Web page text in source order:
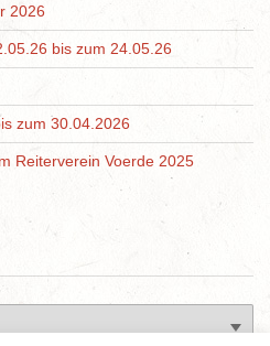
2026
bis zum 24.05.26
zum 30.04.2026
Reiterverein Voerde 2025